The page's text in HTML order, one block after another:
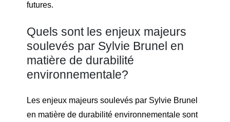
futures.
Quels sont les enjeux majeurs
soulevés par Sylvie Brunel en
matière de durabilité
environnementale?
Les enjeux majeurs soulevés par Sylvie Brunel
en matière de durabilité environnementale sont